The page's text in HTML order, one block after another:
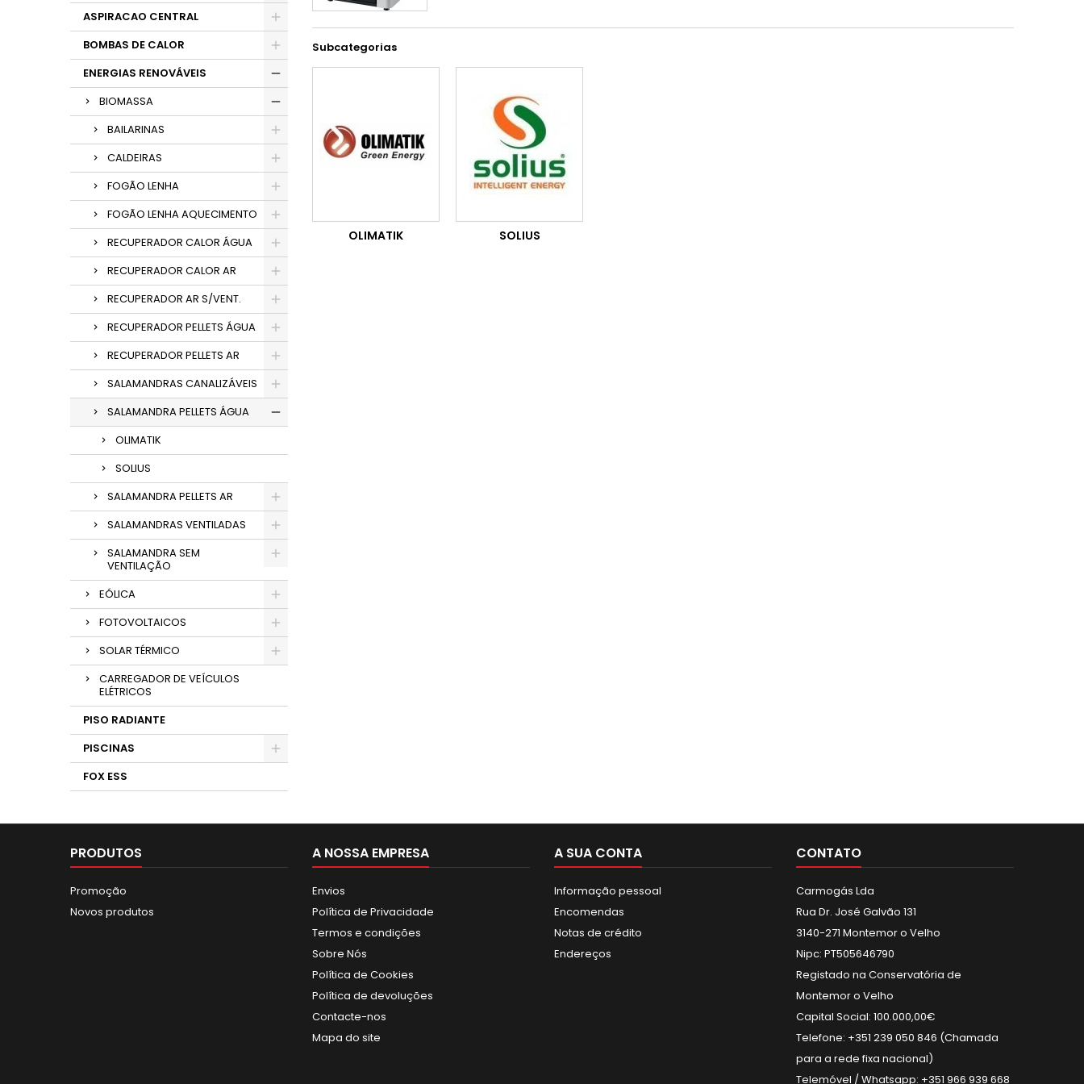
ASPIRACAO CENTRAL
BOMBAS DE CALOR
ENERGIAS RENOVÁVEIS
BIOMASSA
BAILARINAS
CALDEIRAS
FOGÃO LENHA
FOGÃO LENHA AQUECIMENTO
RECUPERADOR CALOR ÁGUA
RECUPERADOR CALOR AR
RECUPERADOR AR S/VENT.
RECUPERADOR PELLETS ÁGUA
RECUPERADOR PELLETS AR
SALAMANDRAS CANALIZÁVEIS
SALAMANDRA PELLETS ÁGUA
OLIMATIK
SOLIUS
SALAMANDRA PELLETS AR
SALAMANDRAS VENTILADAS
SALAMANDRA SEM
VENTILAÇÃO
EÓLICA
FOTOVOLTAICOS
SOLAR TÉRMICO
CARREGADOR DE VEÍCULOS
ELÉTRICOS
PISO RADIANTE
PISCINAS
FOX ESS
Subcategorias
OLIMATIK SOLIUS
PRODUTOS
Promoção
Novos produtos
A NOSSA EMPRESA
Envios
Política de Privacidade
Termos e condições
Sobre Nós
Política de Cookies
Política de devoluções
Contacte-nos
Mapa do site
A SUA CONTA
Informação pessoal
Encomendas
Notas de crédito
Endereços
CONTATO
Carmogás Lda
Rua Dr. José Galvão 131
3140-271 Montemor o Velho
Nipc: PT505646790
Registado na Conservatória de
Montemor o Velho
Capital Social: 100.000,00€
Telefone: +351 239 050 846 (Chamada
para a rede fixa nacional)
Telemóvel / Whatsapp: +351 966 939 668